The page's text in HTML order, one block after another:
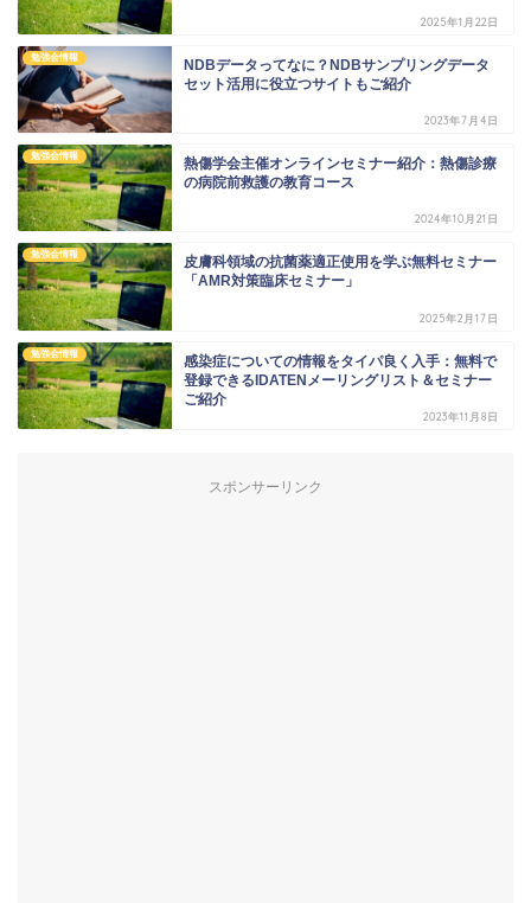
2025年1月22日
勉強会情報
NDBデータってなに？NDBサンプリングデータ
セット活用に役立つサイトもご紹介
2023年7月4日
勉強会情報
熱傷学会主催オンラインセミナー紹介：熱傷診療
の病院前救護の教育コース
2024年10月21日
勉強会情報
皮膚科領域の抗菌薬適正使用を学ぶ無料セミナー
「AMR対策臨床セミナー」
2025年2月17日
勉強会情報
感染症についての情報をタイパ良く入手：無料で
登録できるIDATENメーリングリスト＆セミナー
ご紹介
2023年11月8日
スポンサーリンク